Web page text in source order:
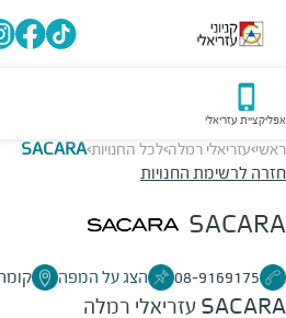
אפליקציית עזריאלי
ראשי>עזריאלי רמלה>לכל החנויות>
SACARA
חזרה לרשימת החנויות
SACARA
08-9169175 הצג על המפה
SACARA עזריאלי רמלה